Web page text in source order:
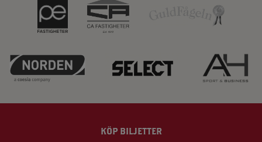
KÖP BILJETTER